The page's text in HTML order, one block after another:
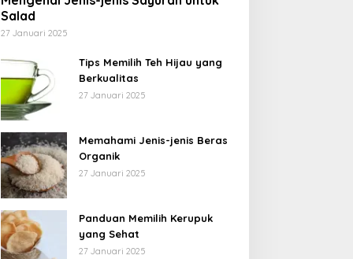
Salad
27 Januari 2025
Tips Memilih Teh Hijau yang
Berkualitas
27 Januari 2025
Memahami Jenis-jenis Beras
Organik
27 Januari 2025
Panduan Memilih Kerupuk
yang Sehat
27 Januari 2025